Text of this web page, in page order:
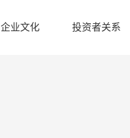
企业文化 投资者关系